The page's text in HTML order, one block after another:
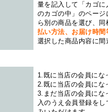
量を記入して「カゴ
のカゴの中」のペー
ら別の商品を選び、
払い方法、お届け時
選択した商品内容に
1.既に当店の会員にな
2.既に当店の会員にな
3.まだ当店の会員にな
入のうえ会員登録を